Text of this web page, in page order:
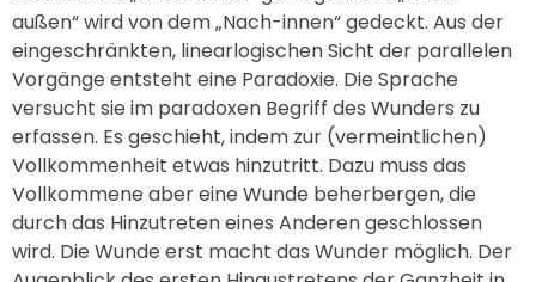
außen“ wird von dem „Nach-innen“ gedeckt. Aus der
eingeschränkten, linearlogischen Sicht der parallelen
Vorgänge entsteht eine Paradoxie. Die Sprache
versucht sie im paradoxen Begriff des Wunders zu
erfassen. Es geschieht, indem zur (vermeintlichen)
Vollkommenheit etwas hinzutritt. Dazu muss das
Vollkommene aber eine Wunde beherbergen, die
durch das Hinzutreten eines Anderen geschlossen
wird. Die Wunde erst macht das Wunder möglich. Der